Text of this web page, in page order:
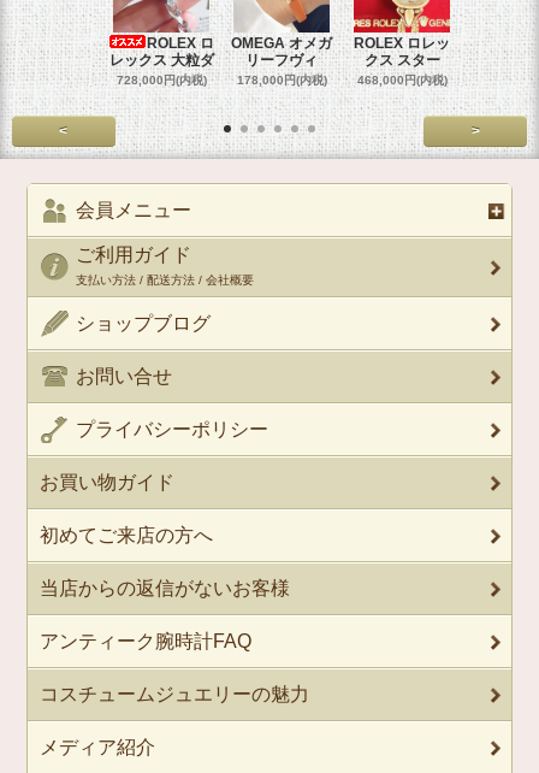
ROLEX ロ
レックス 大粒ダ
728,000円(内税)
OMEGA オメガ
リーフヴィ
178,000円(内税)
ROLEX ロレッ
クス スター
468,000円(内税)
ROLEX
クス
458,000円
< >
会員メニュー
ご利用ガイド
支払い方法 / 配送方法 / 会社概要
ショップブログ
お問い合せ
プライバシーポリシー
お買い物ガイド
初めてご来店の方へ
当店からの返信がないお客様
アンティーク腕時計FAQ
コスチュームジュエリーの魅力
メディア紹介